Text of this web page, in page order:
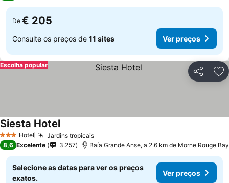
De € 205
Consulte os preços de 11 sites Ver preços
Partilhar
Escolha popular
3 EstrelasHotel Jardins tropicais
Siesta Hotel
8,6 Excelente 3.257 Baía Grande Anse, a 2.6 km de Morne Rouge Bay
Selecione as datas para ver os preços
exatos.
Ver preços